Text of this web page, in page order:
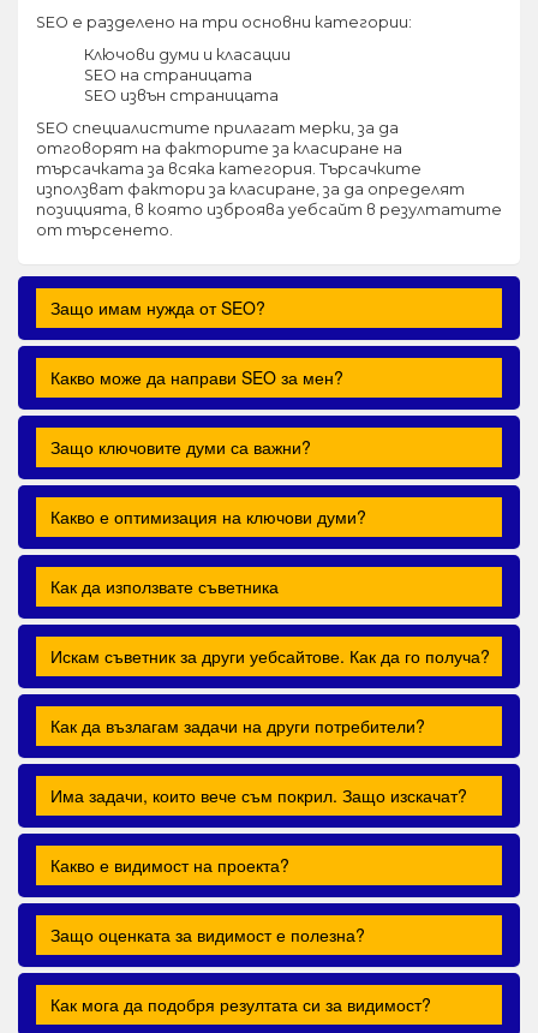
SEO е разделено на три основни категории:
Ключови думи и класации
SEO на страницата
SEO извън страницата
SEO специалистите прилагат мерки, за да
отговорят на факторите за класиране на
търсачката за всяка категория. Търсачките
използват фактори за класиране, за да определят
позицията, в която изброява уебсайт в резултатите
от търсенето.
Защо имам нужда от SEO?
Какво може да направи SEO за мен?
Защо ключовите думи са важни?
Какво е оптимизация на ключови думи?
Как да използвате съветника
Искам съветник за други уебсайтове. Как да го получа?
Как да възлагам задачи на други потребители?
Има задачи, които вече съм покрил. Защо изскачат?
Какво е видимост на проекта?
Защо оценката за видимост е полезна?
Как мога да подобря резултата си за видимост?